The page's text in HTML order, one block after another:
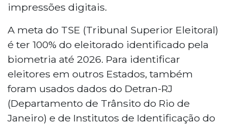
impressões digitais.
A meta do TSE (Tribunal Superior Eleitoral)
é ter 100% do eleitorado identificado pela
biometria até 2026. Para identificar
eleitores em outros Estados, também
foram usados dados do Detran-RJ
(Departamento de Trânsito do Rio de
Janeiro) e de Institutos de Identificação do